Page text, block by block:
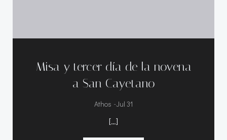
Misa y tercer día de la novena
a San Cayetano
Athos -Jul 31
[…]